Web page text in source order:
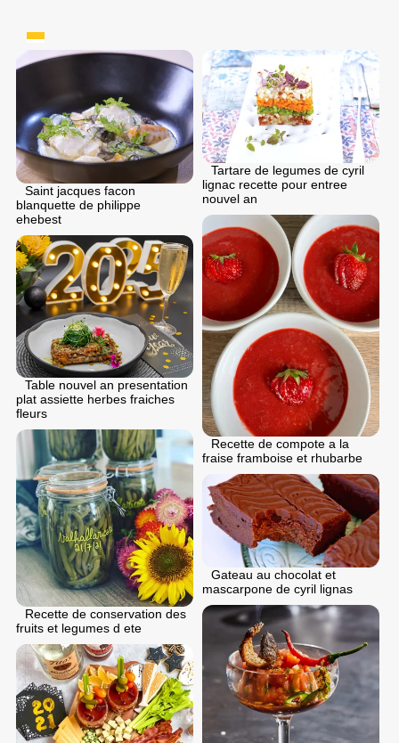
Saint jacques facon
blanquette de philippe
ehebest
Tartare de legumes de cyril
lignac recette pour entree
nouvel an
Recette de compote a la
fraise framboise et rhubarbe
Table nouvel an presentation
plat assiette herbes fraiches
fleurs
Recette de conservation des
fruits et legumes d ete
Gateau au chocolat et
mascarpone de cyril lignas